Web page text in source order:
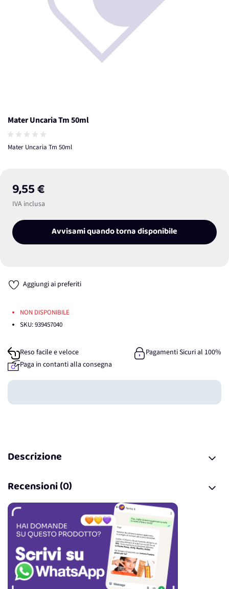
Mater Uncaria Tm 50ml
Mater Uncaria Tm 50ml
9,55 €
IVA inclusa
Avvisami quando torna disponibile
Aggiungi ai preferiti
NON DISPONIBILE
SKU:939457040
Reso facile e veloce
Pagamenti Sicuri al 100%
Paga in contanti alla consegna
Guadagna
Descrizione
Recensioni (0)